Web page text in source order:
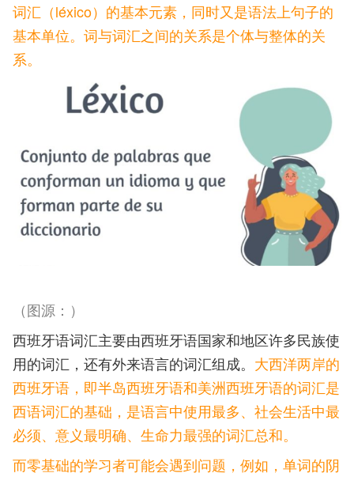
词汇（léxico）的基本元素，同时又是语法上句子的
基本单位。词与词汇之间的关系是个体与整体的关
系。
（图源：）
西班牙语词汇主要由西班牙语国家和地区许多民族使
用的词汇，还有外来语言的词汇组成。 大西洋两岸的
西班牙语，即半岛西班牙语和美洲西班牙语的词汇是
西语词汇的基础，是语言中使用最多、社会生活中最
必须、意义最明确、生命力最强的词汇总和。
而零基础的学习者可能会遇到问题，例如，单词的阴